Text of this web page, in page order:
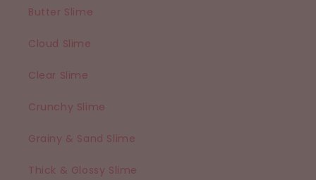
Butter Slime
Cloud Slime
Clear Slime
Crunchy Slime
Grainy & Sand Slime
Thick & Glossy Slime